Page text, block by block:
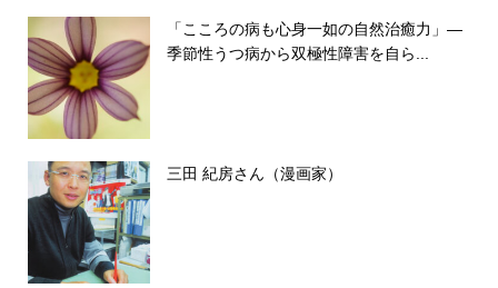
「こころの病も心身一如の自然治癒力」―
季節性うつ病から双極性障害を自ら...
三田 紀房さん（漫画家）